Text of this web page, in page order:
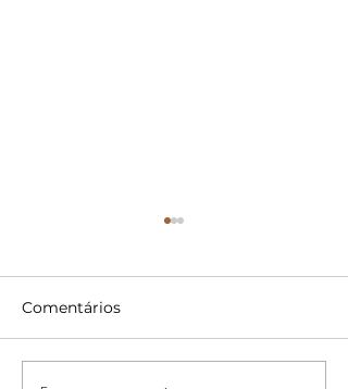
Comentários